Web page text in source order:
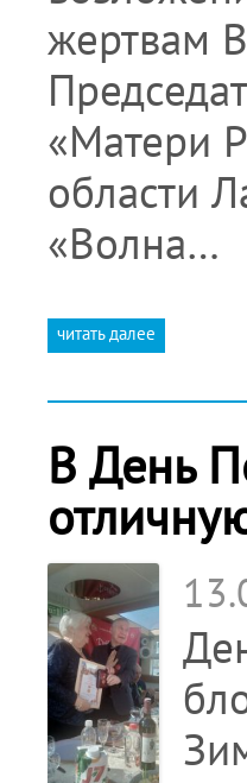
жертвам
«Матери
области
«Волна…
читать далее
В День